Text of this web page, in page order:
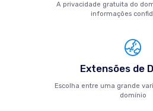
A privacidade gratuita do
informações
Extensões de
Escolha entre uma grande
domínio